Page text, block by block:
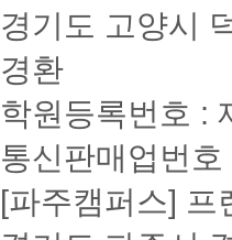
경기도 고양시
경환
학원등록번호 :
통신판매업번
[파주캠퍼스] 프